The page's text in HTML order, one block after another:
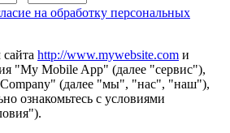
на обработку персональных
http://www.mywebsite.com и
"My Mobile App" (далее "сервис"),
(далее "мы", "нас", "наш"),
ознакомьтесь с условиями